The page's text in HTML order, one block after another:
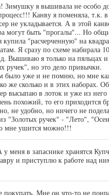
Зимушку я вышивала не особо
Канву я поменяла, т.к. в
не укладывается. А в этой
могут быть "прогалы"... Но
купила "расчерченную" на
Я сразу по схеме набирала
Вышиваю я только на пяльцах
ручек", но это дело привычки.
было уже и не помню, но мне
же сколько и в этих наборах.
высыпаю в лоток и уже из
похожий, то его приходится
удобно, но ничего не поделаешь... В
"Золотых ручек" - "Лето",
мне ушится можно!!!
меня в запаснике хранятся
и приступлю к работе над
покупать. Мне он что-то не